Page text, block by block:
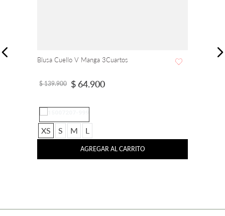
Blusa Cuello V Manga 3Cuartos
$ 139.900 $ 64.900
XS S M L
AGREGAR AL CARRITO